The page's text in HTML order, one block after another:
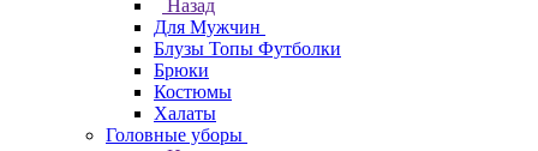
Назад
Для Мужчин
Блузы Топы Футболки
Брюки
Костюмы
Халаты
Головные уборы